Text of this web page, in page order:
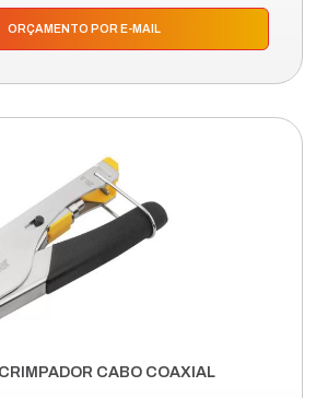
ORÇAMENTO POR E-MAIL
CABO COAXIAL